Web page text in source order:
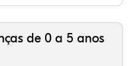
de 0 a 5 anos